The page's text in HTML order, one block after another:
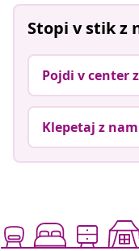
Stopi v stik z
Pojdi v center
Klepetaj z